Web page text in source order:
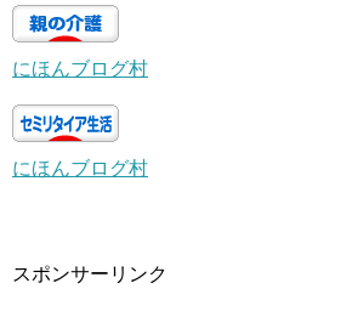
にほんブログ村
にほんブログ村
スポンサーリンク